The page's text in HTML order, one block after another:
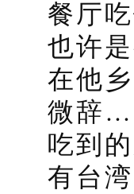
餐厅
也许
在他
微辞…
吃到
有台